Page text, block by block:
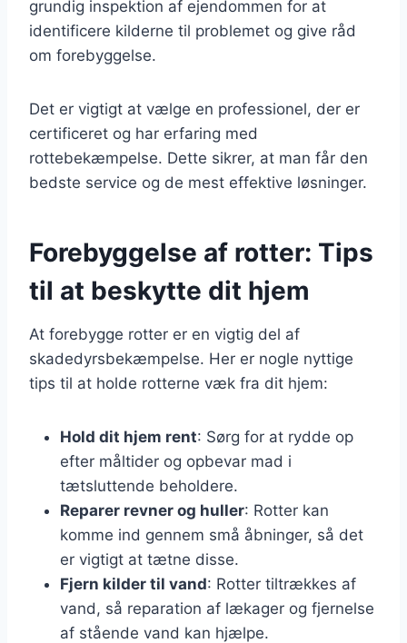
grundig inspektion af ejendommen for at
identificere kilderne til problemet og give råd
om forebyggelse.
Det er vigtigt at vælge en professionel, der er
certificeret og har erfaring med
rottebekæmpelse. Dette sikrer, at man får den
bedste service og de mest effektive løsninger.
Forebyggelse af rotter: Tips
til at beskytte dit hjem
At forebygge rotter er en vigtig del af
skadedyrsbekæmpelse. Her er nogle nyttige
tips til at holde rotterne væk fra dit hjem:
Hold dit hjem rent: Sørg for at rydde op
efter måltider og opbevar mad i
tætsluttende beholdere.
Reparer revner og huller: Rotter kan
komme ind gennem små åbninger, så det
er vigtigt at tætne disse.
Fjern kilder til vand: Rotter tiltrækkes af
vand, så reparation af lækager og fjernelse
af stående vand kan hjælpe.